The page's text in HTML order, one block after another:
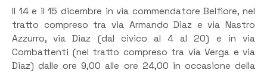
Il 14 e il 15 dicembre in via commendatore Belfiore, nel
tratto compreso tra via Armando Diaz e via Nastro
Azzurro, via Diaz (dal civico al 4 al 20) e in via
Combattenti (nel tratto compreso tra via Verga e via
Diaz) dalle ore 9,00 alle ore 24,00 in occasione della